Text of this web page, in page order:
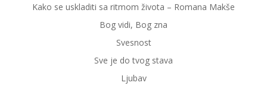
Kako se uskladiti sa ritmom života – Romana Makše
Bog vidi, Bog zna
Svesnost
Sve je do tvog stava
Ljubav